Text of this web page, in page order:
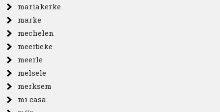
mariakerke
marke
mechelen
meerbeke
meerle
melsele
merksem
mi casa